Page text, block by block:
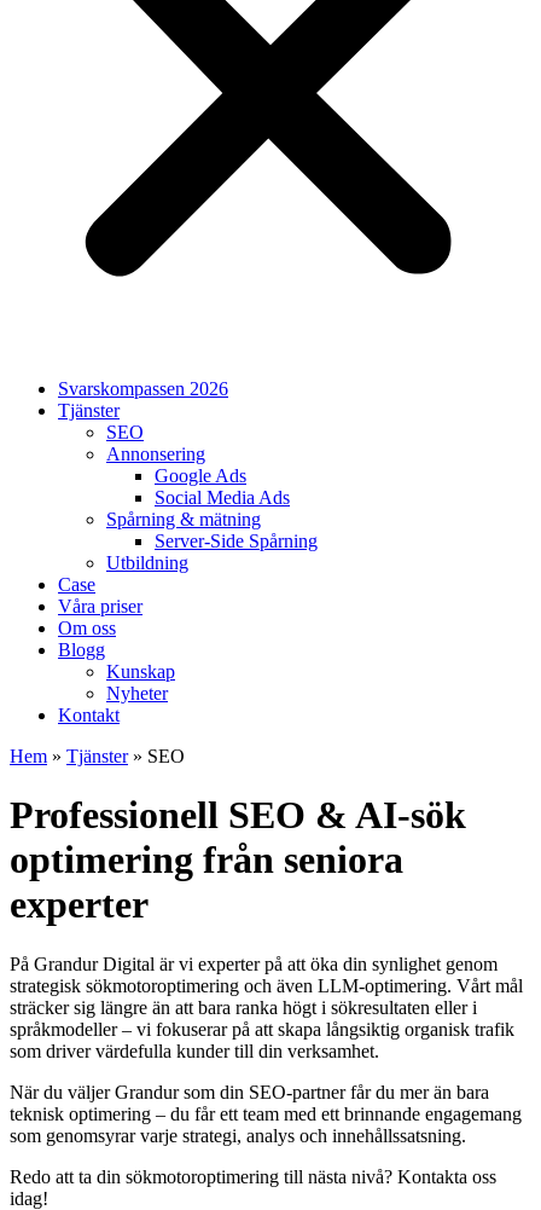
Svarskompassen 2026
Tjänster
SEO
Annonsering
Google Ads
Social Media Ads
Spårning & mätning
Server-Side Spårning
Utbildning
Case
Våra priser
Om oss
Blogg
Kunskap
Nyheter
Kontakt
Hem » Tjänster» SEO
Professionell SEO & AI-sök
optimering från seniora
experter
På Grandur Digital är vi experter på att öka din synlighet genom
strategisk sökmotoroptimering och även LLM-optimering. Vårt mål
sträcker sig längre än att bara ranka högt i sökresultaten eller i
språkmodeller – vi fokuserar på att skapa långsiktig organisk trafik
som driver värdefulla kunder till din verksamhet.
När du väljer Grandur som din SEO-partner får du mer än bara
teknisk optimering – du får ett team med ett brinnande engagemang
som genomsyrar varje strategi, analys och innehållssatsning.
Redo att ta din sökmotoroptimering till nästa nivå? Kontakta oss
idag!